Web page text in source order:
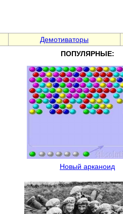
Демотиваторы
ПОПУЛЯРНЫЕ:
Новый арканоид